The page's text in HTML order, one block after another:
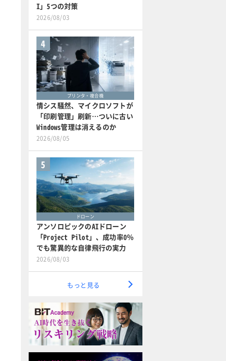
I」5つの対策
2026/08/03
4
プリンタ・複合機
情シス騒然、マイクロソフトが
「印刷管理」刷新…ついに古い
Windows管理は消えるのか
2026/08/05
5
ドローン
アンソロピックのAIドローン
「Project Pilot」、成功率0％
でも驚異的な自律飛行の実力
2026/08/03
もっと見る